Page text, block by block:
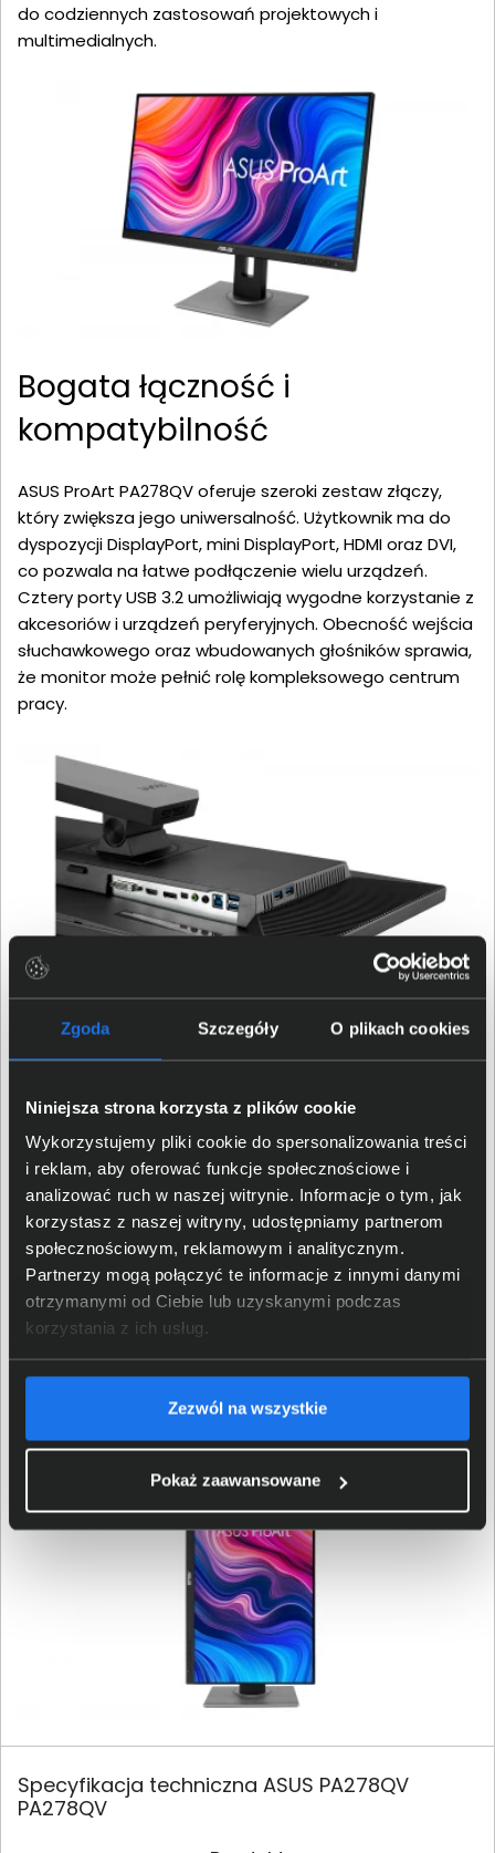
Zgoda Szczegóły O plikach cookies
Niniejsza strona korzysta z plików cookie
Wykorzystujemy pliki cookie do spersonalizowania treści
i reklam, aby oferować funkcje społecznościowe i
analizować ruch w naszej witrynie. Informacje o tym, jak
korzystasz z naszej witryny, udostępniamy partnerom
społecznościowym, reklamowym i analitycznym.
Partnerzy mogą połączyć te informacje z innymi danymi
otrzymanymi od Ciebie lub uzyskanymi podczas
korzystania z ich usług.
Zezwól na wszystkie
Pokaż zaawansowane
do codziennych zastosowań projektowych i
multimedialnych.
Bogata łączność i
kompatybilność
ASUS ProArt PA278QV oferuje szeroki zestaw złączy,
który zwiększa jego uniwersalność. Użytkownik ma do
dyspozycji DisplayPort, mini DisplayPort, HDMI oraz DVI,
co pozwala na łatwe podłączenie wielu urządzeń.
Cztery porty USB 3.2 umożliwiają wygodne korzystanie z
akcesoriów i urządzeń peryferyjnych. Obecność wejścia
słuchawkowego oraz wbudowanych głośników sprawia,
że monitor może pełnić rolę kompleksowego centrum
pracy.
Ergonomia i solidna
konstrukcja
Monitor wyposażono w w pełni regulowaną podstawę,
umożliwiającą zmianę wysokości, nachylenia, obrót w
poziomie (swivel) oraz pivot, czyli obrót do trybu
pionowego. Pozwala to dostosować ustawienie ekranu
do indywidualnych potrzeb i poprawić komfort pracy,
szczególnie podczas wielogodzinnych sesji. Obsługa
standardu VESA (100 × 100 mm) daje możliwość
montażu na uchwycie ściennym lub ramieniu
biurkowym. Stabilna konstrukcja i minimalistyczny
profesjonalne stanowiska pracy.
Specyfikacja techniczna ASUS PA278QV
PA278QV